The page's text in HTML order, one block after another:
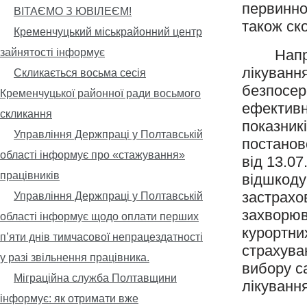
також
від
вибору
ВІТАЄМО З ЮВІЛЕЄМ!
Кременчуцький міськрайонний центр
зайнятості інформує
Скликається восьма сесія
Кременчуцької районної ради восьмого
скликання
Управління Держпраці у Полтавській
області інформує про «стажування»
працівників
Управління Держпраці у Полтавській
області інформує щодо оплати перших
п’яти днів тимчасової непрацездатності
у разі звільнення працівника.
Міграційна служба Полтавщини
інформує: як отримати вже